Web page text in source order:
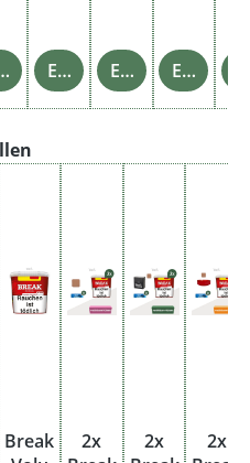
Einzelheiten Einzelheiten Einzelheiten
Break
2x
2x
2x